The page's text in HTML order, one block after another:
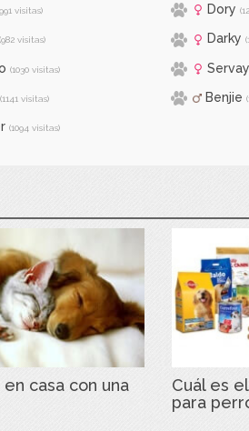
visitas) Dory
(982 visitas) Darky
(1030 visitas)
(1141 visitas) Benjie
(1094 visitas)
casa con una
Cuál es
para